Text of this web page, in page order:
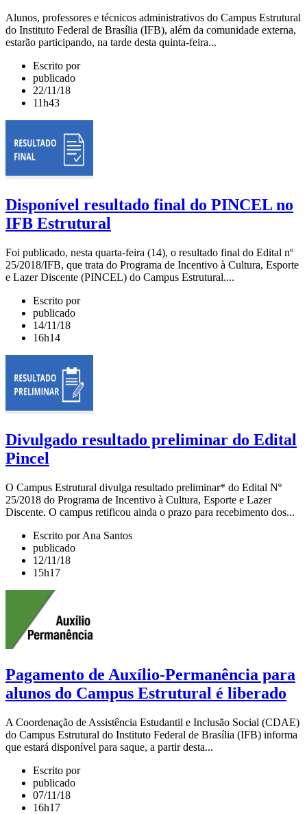
Alunos, professores e técnicos administrativos do Campus Estrutural
do Instituto Federal de Brasília (IFB), além da comunidade externa,
estarão participando, na tarde desta quinta-feira...
Escrito por
publicado
22/11/18
11h43
Disponível resultado final do PINCEL no
IFB Estrutural
Foi publicado, nesta quarta-feira (14), o resultado final do Edital nº
25/2018/IFB, que trata do Programa de Incentivo à Cultura, Esporte
e Lazer Discente (PINCEL) do Campus Estrutural....
Escrito por
publicado
14/11/18
16h14
Divulgado resultado preliminar do Edital
Pincel
O Campus Estrutural divulga resultado preliminar* do Edital Nº
25/2018 do Programa de Incentivo à Cultura, Esporte e Lazer
Discente. O campus retificou ainda o prazo para recebimento dos...
Escrito por Ana Santos
publicado
12/11/18
15h17
Pagamento de Auxílio-Permanência para
alunos do Campus Estrutural é liberado
A Coordenação de Assistência Estudantil e Inclusão Social (CDAE)
do Campus Estrutural do Instituto Federal de Brasília (IFB) informa
que estará disponível para saque, a partir desta...
Escrito por
publicado
07/11/18
16h17